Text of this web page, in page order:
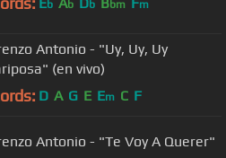
b b b bm m
Antonio - "Uy, Uy, Uy
(en vivo)
D A G E Em C F
Antonio - "Te Voy A Querer"